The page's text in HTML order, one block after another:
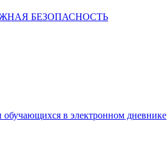
БЕЗОПАСНОСТЬ
обучающихся в электронном дневнике